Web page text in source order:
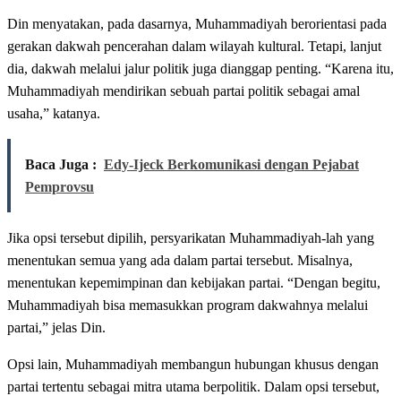
Din menyatakan, pada dasarnya, Muhammadiyah berorientasi pada
gerakan dakwah pencerahan dalam wilayah kultural. Tetapi, lanjut
dia, dakwah melalui jalur politik juga dianggap penting. “Karena itu,
Muhammadiyah mendirikan sebuah partai politik sebagai amal
usaha,” katanya.
Baca Juga : Edy-Ijeck Berkomunikasi dengan Pejabat
Pemprovsu
Jika opsi tersebut dipilih, persyarikatan Muhammadiyah-lah yang
menentukan semua yang ada dalam partai tersebut. Misalnya,
menentukan kepemimpinan dan kebijakan partai. “Dengan begitu,
Muhammadiyah bisa memasukkan program dakwahnya melalui
partai,” jelas Din.
Opsi lain, Muhammadiyah membangun hubungan khusus dengan
partai tertentu sebagai mitra utama berpolitik. Dalam opsi tersebut,